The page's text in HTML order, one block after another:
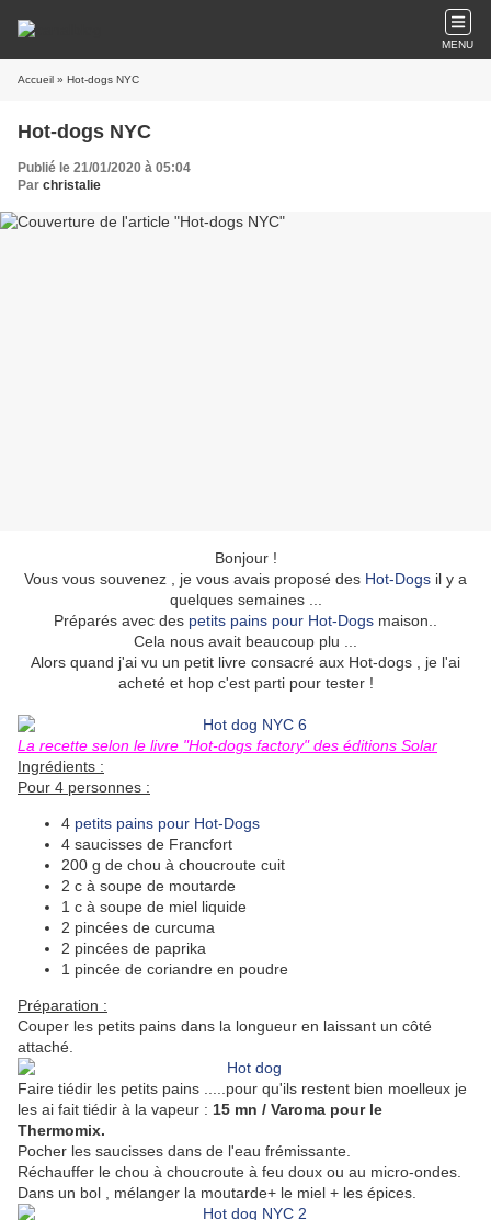
MENU
Accueil » Hot-dogs NYC
Hot-dogs NYC
Publié le 21/01/2020 à 05:04
Par christalie
Bonjour !
Vous vous souvenez , je vous avais proposé des Hot-Dogs il y a
quelques semaines ...
Préparés avec des petits pains pour Hot-Dogs maison..
Cela nous avait beaucoup plu ...
Alors quand j'ai vu un petit livre consacré aux Hot-dogs , je l'ai
acheté et hop c'est parti pour tester !
La recette selon le livre "Hot-dogs factory" des éditions Solar
Ingrédients :
Pour 4 personnes :
4 petits pains pour Hot-Dogs
4 saucisses de Francfort
200 g de chou à choucroute cuit
2 c à soupe de moutarde
1 c à soupe de miel liquide
2 pincées de curcuma
2 pincées de paprika
1 pincée de coriandre en poudre
Préparation :
Couper les petits pains dans la longueur en laissant un côté
attaché.
Faire tiédir les petits pains .....pour qu'ils restent bien moelleux je
les ai fait tiédir à la vapeur : 15 mn / Varoma pour le
Thermomix.
Pocher les saucisses dans de l'eau frémissante.
Réchauffer le chou à choucroute à feu doux ou au micro-ondes.
Dans un bol , mélanger la moutarde+ le miel + les épices.